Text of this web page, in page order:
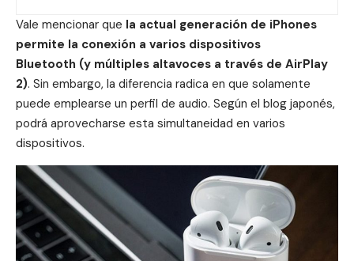
Vale mencionar que la actual generación de iPhones
permite la conexión a varios dispositivos
Bluetooth (y múltiples altavoces a través de AirPlay
2). Sin embargo, la diferencia radica en que solamente
puede emplearse un perfil de audio. Según el blog japonés,
podrá aprovecharse esta simultaneidad en varios
dispositivos.